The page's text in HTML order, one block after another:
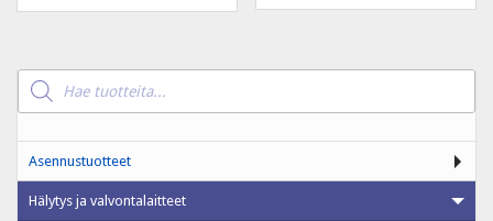
Products
search
Asennustuotteet
Hälytys ja valvontalaitteet